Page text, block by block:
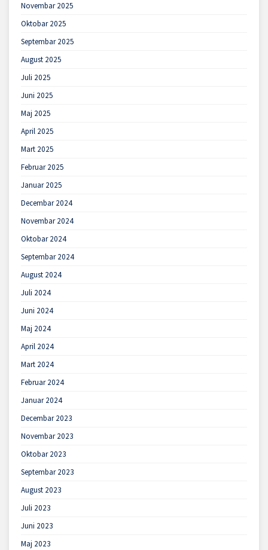
Novembar 2025
Oktobar 2025
Septembar 2025
August 2025
Juli 2025
Juni 2025
Maj 2025
April 2025
Mart 2025
Februar 2025
Januar 2025
Decembar 2024
Novembar 2024
Oktobar 2024
Septembar 2024
August 2024
Juli 2024
Juni 2024
Maj 2024
April 2024
Mart 2024
Februar 2024
Januar 2024
Decembar 2023
Novembar 2023
Oktobar 2023
Septembar 2023
August 2023
Juli 2023
Juni 2023
Maj 2023